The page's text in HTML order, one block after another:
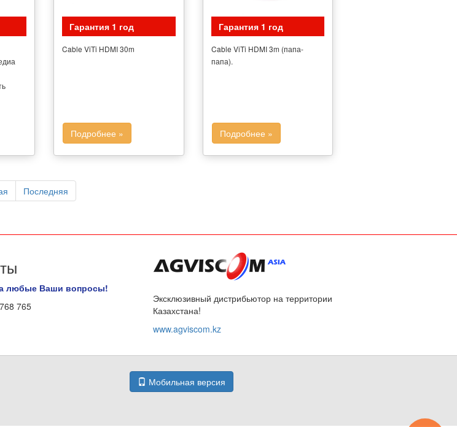
Гарантия 1 год
Cable ViTi HDMI 30m
Подробнее »
Гарантия 1 год
Cable ViTi HDMI 3m (папа-
папа).
Подробнее »
Последняя
любые Ваши вопросы!
765
Эксклюзивный дистрибьютор на территории
Казахстана!
www.agviscom.kz
Мобильная версия